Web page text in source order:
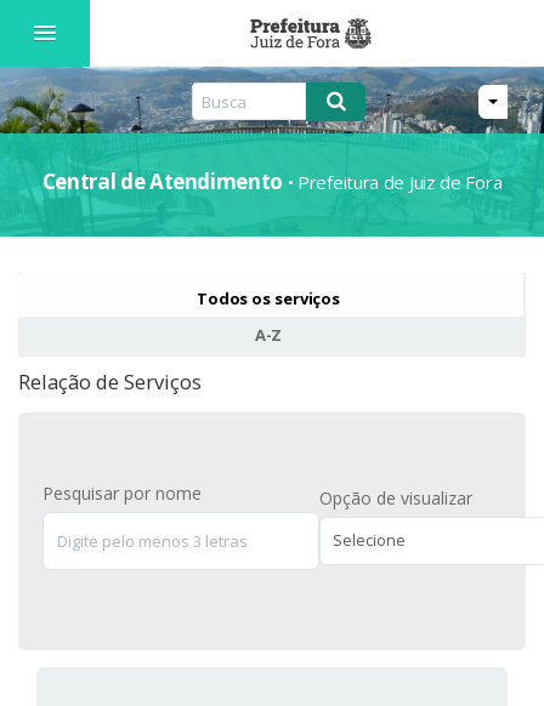
Entrar
Cadastro
Central de Atendimento • Prefeitura de Juiz de Fora
Todos os serviços
A-Z
Relação de Serviços
Pesquisar por nome Opção de visualizar